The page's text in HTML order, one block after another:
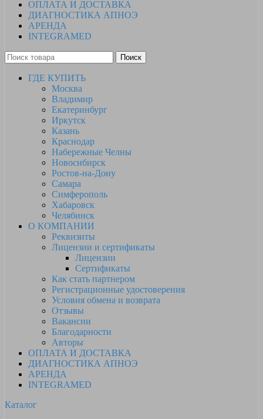
ОПЛАТА И ДОСТАВКА
ДИАГНОСТИКА АПНОЭ
АРЕНДА
INTEGRAMED
Поиск
ГДЕ КУПИТЬ
Москва
Владимир
Екатеринбург
Иркутск
Казань
Краснодар
Набережные Челны
Новосибирск
Ростов-на-Дону
Самара
Симферополь
Хабаровск
Челябинск
О КОМПАНИИ
Реквизиты
Лицензии и сертификаты
Лицензии
Сертификаты
Как стать партнером
Регистрационные удостоверения
Условия обмена и возврата
Отзывы
Вакансии
Благодарности
Авторы
ОПЛАТА И ДОСТАВКА
ДИАГНОСТИКА АПНОЭ
АРЕНДА
INTEGRAMED
Каталог